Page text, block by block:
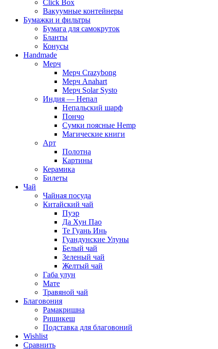
Click Box
Вакуумные контейнеры
Бумажки и фильтры
Бумага для самокруток
Бланты
Конусы
Handmade
Мерч
Мерч Crazybong
Мерч Anahart
Мерч Solar Systo
Индия — Непал
Непальский шарф
Пончо
Сумки поясные Hemp
Магические книги
Арт
Полотна
Картины
Керамика
Билеты
Чай
Чайная посуда
Китайский чай
Пуэр
Да Хун Пао
Те Гуань Инь
Гуандунские Улуны
Белый чай
Зеленый чай
Желтый чай
Габа улун
Мате
Травяной чай
Благовония
Рамакришна
Ришикеш
Подставка для благовоний
Wishlist
Сравнить